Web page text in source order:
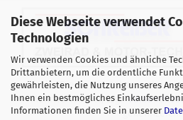
Diese Webseite verwendet
Technologien
Wir verwenden Cookies und ähnliche
Drittanbietern, um die ordentliche
gewährleisten, die Nutzung unseres
Ihnen ein bestmögliches
Informationen finden Sie in unserer
Alle Preise verstehen sich
Mehrwertsteuer, zzgl.